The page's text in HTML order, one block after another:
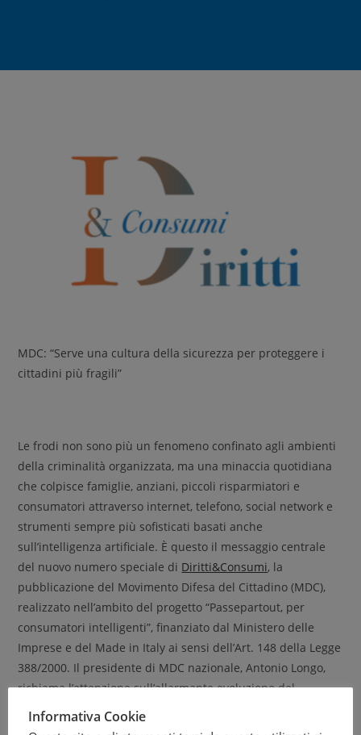
MDC: “Serve una cultura della sicurezza per proteggere i
cittadini più fragili”
Le frodi non sono più un fenomeno confinato agli ambienti
della criminalità organizzata, ma una minaccia quotidiana
che colpisce famiglie, anziani, piccoli risparmiatori e
consumatori attraverso internet, telefono, social network e
strumenti sempre più sofisticati basati anche
sull’intelligenza artificiale. È questo il messaggio centrale
del nuovo numero speciale di Diritti&Consumi, la
pubblicazione del Movimento Difesa del Cittadino (MDC),
realizzato nell’ambito del progetto “Passepartout, per
consumatori intelligenti”, finanziato dal Ministero delle
Imprese e del Made in Italy ai sensi dell’Art. 148 della Legge
388/2000. Il presidente di MDC nazionale, Antonio Longo,
richiama l’attenzione sull’allarmante evoluzione del
fenomeno delle truffe e sulla necessità di rafforzare la
prevenzione e la consapevolezza dei cittadini. “Non basta
Informativa Cookie